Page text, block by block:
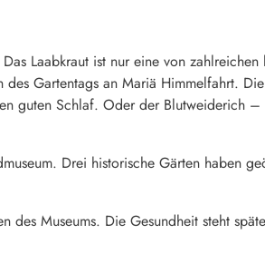
Laabkraut ist nur eine von zahlreichen
des Gartentags an Mariä Himmelfahrt.
guten Schlaf. Oder der Blutweiderich
Drei historische Gärten haben
Museums. Die Gesundheit steht